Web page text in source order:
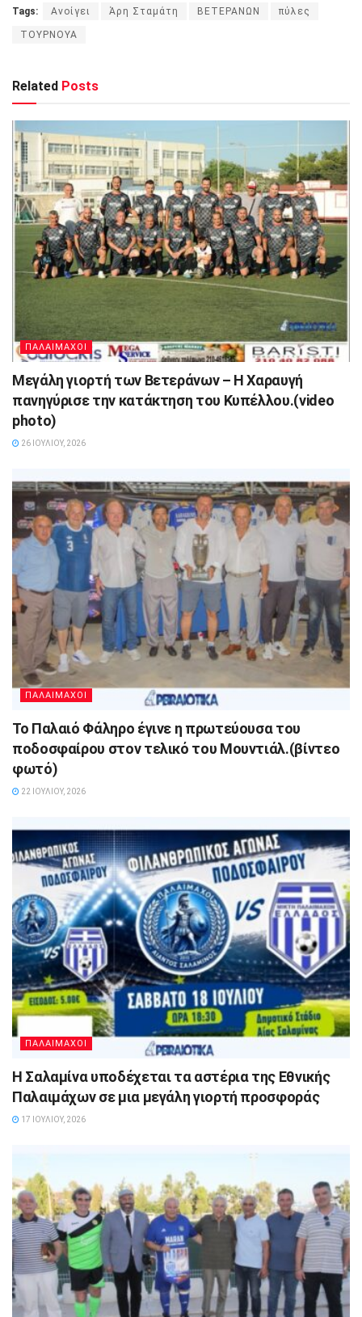
Tags: Ανοίγει Άρη Σταμάτη ΒΕΤΕΡΑΝΩΝ πύλες
ΤΟΥΡΝΟΥΑ
Related Posts
ΠΑΛΑΙΜΑΧΟΙ
Μεγάλη γιορτή των Βετεράνων – Η Χαραυγή
πανηγύρισε την κατάκτηση του Κυπέλλου.(video
photo)
26 ΙΟΥΛΊΟΥ, 2026
ΠΑΛΑΙΜΑΧΟΙ
Το Παλαιό Φάληρο έγινε η πρωτεύουσα του
ποδοσφαίρου στον τελικό του Μουντιάλ.(βίντεο
φωτό)
22 ΙΟΥΛΊΟΥ, 2026
ΠΑΛΑΙΜΑΧΟΙ
Η Σαλαμίνα υποδέχεται τα αστέρια της Εθνικής
Παλαιμάχων σε μια μεγάλη γιορτή προσφοράς
17 ΙΟΥΛΊΟΥ, 2026